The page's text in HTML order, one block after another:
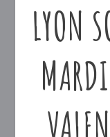
LYON